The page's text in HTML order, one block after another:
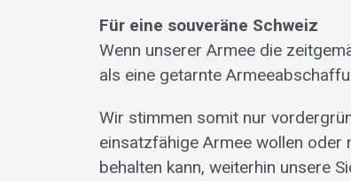
Für eine souveräne Schweiz
Wenn unserer Armee die
als eine getarnte
Wir stimmen somit nur
einsatzfähige Armee wollen oder
behalten kann, weiterhin unsere